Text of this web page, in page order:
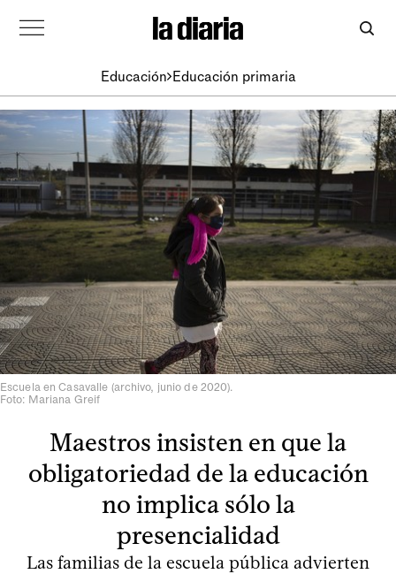
Educación Educación primaria
Escuela en Casavalle (archivo, junio de 2020).
Foto: Mariana Greif
Maestros insisten en que la
obligatoriedad de la educación
no implica sólo la
presencialidad
Las familias de la escuela pública advierten